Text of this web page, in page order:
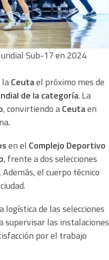
Sub-17 en 2024
Ceutael próximo mes de
de la categoría. La
, convirtiendo aCeutaen
en el Complejo Deportivo
, frente a dos selecciones
el cuerpo técnico
logística de las selecciones
supervisar las instalaciones
por el trabajo